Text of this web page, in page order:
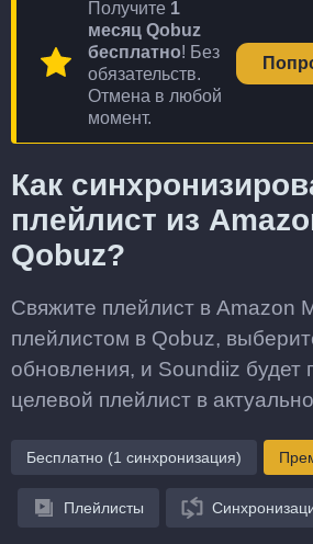
Получите 1
месяц Qobuz
бесплатно! Без
обязательств.
Отмена в любой
момент.
Как
плейлист из
Qobuz?
Свяжите плейлист в Amazon
плейлистом в Qobuz,
обновления, и Soundiiz будет
целевой плейлист в
Бесплатно (1 синхронизация)
Плейлисты